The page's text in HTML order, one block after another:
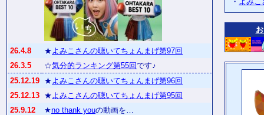
26.4.8 ★よみこさんの聴いてちょんまげ第97回
26.3.5
☆気分的ランキング第55回です♪
25.12.19 ★よみこさんの聴いてちょんまげ第96回
25.12.13 ★よみこさんの聴いてちょんまげ第95回
25.9.12
★no thank youの動画を…